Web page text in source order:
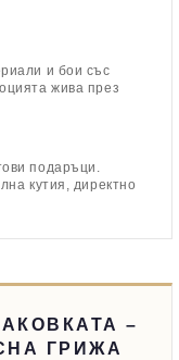
и бои със
жива през
подаръци.
кутия, директно
–
ГРИЖА